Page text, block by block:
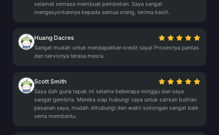
selamat semasa membuat pembelian. Saya sangat
mengesyorkannya kepada semua orang, terima kasih.
Huang Dacres
Sangat mudah untuk mendapatkan kredit saya! Prosesnya pantas
dan servisnya terasa mesra.
Scott Smith
Saya dah guna tapak ini selama beberapa minggu dan saya
sangat gembira. Mereka siap hubungi saya untuk sahkan butiran
pesanan saya, mudah dihubungi dan wakil sokongan sangat baik
serta membantu.